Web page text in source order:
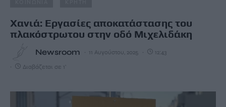
Χανιά: Εργασίες αποκατάστασης του
πλακόστρωτου στην οδό Μιχελιδάκη
Newsroom 11 Αυγούστου, 2025 12:43
Διαβάζεται σε 1'